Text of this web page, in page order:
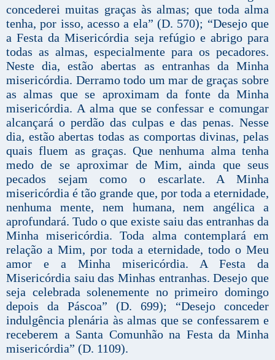
concederei muitas graças às almas; que toda alma
tenha, por isso, acesso a ela” (D. 570); “Desejo que
a Festa da Misericórdia seja refúgio e abrigo para
todas as almas, especialmente para os pecadores.
Neste dia, estão abertas as entranhas da Minha
misericórdia. Derramo todo um mar de graças sobre
as almas que se aproximam da fonte da Minha
misericórdia. A alma que se confessar e comungar
alcançará o perdão das culpas e das penas. Nesse
dia, estão abertas todas as comportas divinas, pelas
quais fluem as graças. Que nenhuma alma tenha
medo de se aproximar de Mim, ainda que seus
pecados sejam como o escarlate. A Minha
misericórdia é tão grande que, por toda a eternidade,
nenhuma mente, nem humana, nem angélica a
aprofundará. Tudo o que existe saiu das entranhas da
Minha misericórdia. Toda alma contemplará em
relação a Mim, por toda a eternidade, todo o Meu
amor e a Minha misericórdia. A Festa da
Misericórdia saiu das Minhas entranhas. Desejo que
seja celebrada solenemente no primeiro domingo
depois da Páscoa” (D. 699); “Desejo conceder
indulgência plenária às almas que se confessarem e
receberem a Santa Comunhão na Festa da Minha
misericórdia” (D. 1109).